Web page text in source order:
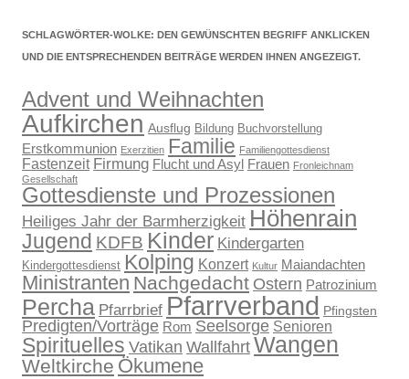
SCHLAGWÖRTER-WOLKE: DEN GEWÜNSCHTEN BEGRIFF ANKLICKEN
UND DIE ENTSPRECHENDEN BEITRÄGE WERDEN IHNEN ANGEZEIGT.
Advent und Weihnachten
Aufkirchen Ausflug Bildung Buchvorstellung
Erstkommunion Exerzitien Familie Familiengottesdienst
Fastenzeit Firmung Flucht und Asyl Frauen Fronleichnam
Gesellschaft
Gottesdienste und Prozessionen
Heiliges Jahr der Barmherzigkeit Höhenrain
Jugend KDFB Kinder Kindergarten
Kindergottesdienst Kolping Konzert Kultur Maiandachten
Ministranten Nachgedacht Ostern Patrozinium
Percha Pfarrbrief Pfarrverband Pfingsten
Predigten/Vorträge Rom Seelsorge Senioren
Spirituelles Vatikan WallfahrtWangen
Weltkirche Ökumene